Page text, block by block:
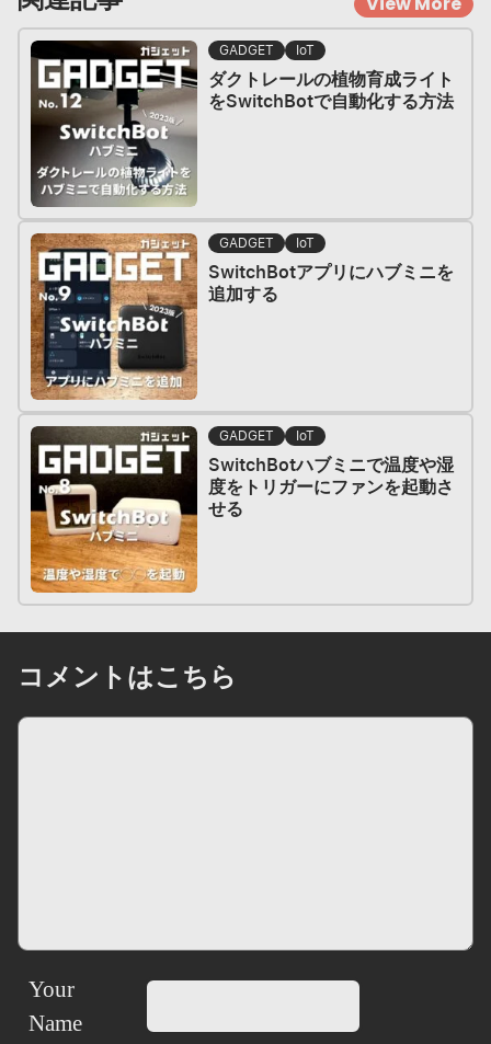
GADGET IoT
ダクトレールの植物育成ライト
をSwitchBotで自動化する方法
GADGET IoT
SwitchBotアプリにハブミニを
追加する
GADGET IoT
SwitchBotハブミニで温度や湿
度をトリガーにファンを起動さ
せる
コメントはこちら